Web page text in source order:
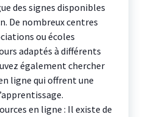
des signes disponibles
De nombreux centres
ou écoles
adaptés à différents
également chercher
ligne qui offrent une
en ligne : Il existe de